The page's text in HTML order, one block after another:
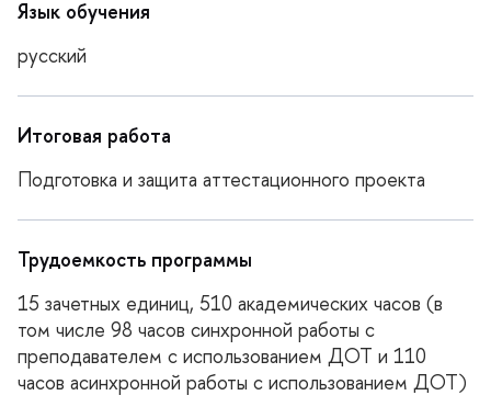
Язык обучения
русский
Итоговая работа
Подготовка и защита аттестационного проекта
Трудоемкость программы
15 зачетных единиц, 510 академических часов (в
том числе 98 часов синхронной работы с
преподавателем с использованием ДОТ и 110
часов асинхронной работы с использованием ДОТ)